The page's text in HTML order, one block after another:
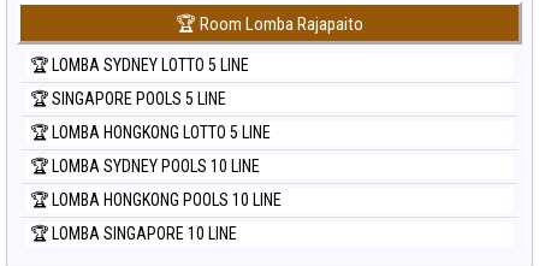
🏆 Room Lomba Rajapaito
🏆 LOMBA SYDNEY LOTTO 5 LINE
🏆 SINGAPORE POOLS 5 LINE
🏆 LOMBA HONGKONG LOTTO 5 LINE
🏆 LOMBA SYDNEY POOLS 10 LINE
🏆 LOMBA HONGKONG POOLS 10 LINE
🏆 LOMBA SINGAPORE 10 LINE